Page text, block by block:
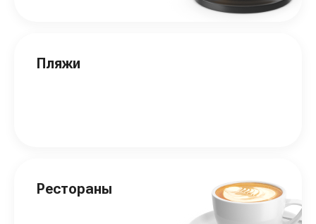
Пляжи
Рестораны